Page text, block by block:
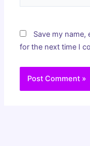
Save my name,
for the next time I